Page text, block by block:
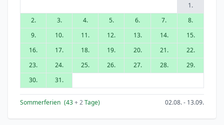
1.
2.
3. 4. 5. 6. 7.
8.
9.
10. 11. 12. 13. 14.
15.
16.
17. 18. 19. 20. 21.
22.
23.
24. 25. 26. 27. 28.
29.
30.
31.
Sommerferien (43+ 2Tage) 02.08. - 13.09.